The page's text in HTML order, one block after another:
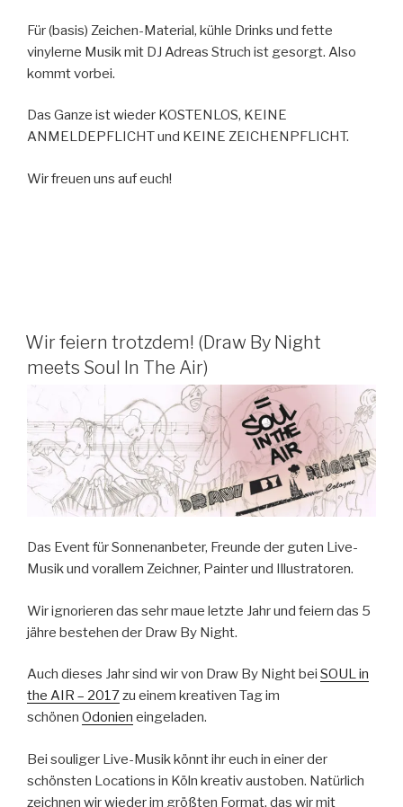
Für (basis) Zeichen-Material, kühle Drinks und fette
vinylerne Musik mit DJ Adreas Struch ist gesorgt. Also
kommt vorbei.
Das Ganze ist wieder KOSTENLOS, KEINE
ANMELDEPFLICHT und KEINE ZEICHENPFLICHT.
Wir freuen uns auf euch!
Wir feiern trotzdem! (Draw By Night
meets Soul In The Air)
Das Event für Sonnenanbeter, Freunde der guten Live-
Musik und vorallem Zeichner, Painter und Illustratoren.
Wir ignorieren das sehr maue letzte Jahr und feiern das 5
jähre bestehen der Draw By Night.
Auch dieses Jahr sind wir von Draw By Night bei SOUL in
the AIR – 2017zu einem kreativen Tag im
schönen Odonien eingeladen.
Bei souliger Live-Musik könnt ihr euch in einer der
schönsten Locations in Köln kreativ austoben. Natürlich
zeichnen wir wieder im größten Format, das wir mit